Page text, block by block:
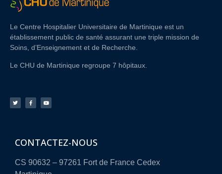
Le Centre Hospitalier Universitaire de Martinique est un
établissement public de santé assurant une triple mission de
Soins, d’Enseignement et de Recherche.
Le CHU de Martinique regroupe 7 hôpitaux.
CONTACTEZ-NOUS
CS 90632 – 97261 Fort de France Cedex